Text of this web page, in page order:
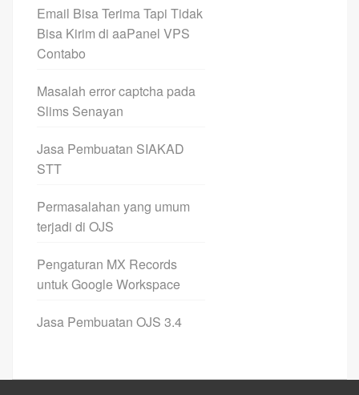
Email Bisa Terima Tapi Tidak
Bisa Kirim di aaPanel VPS
Contabo
Masalah error captcha pada
Slims Senayan
Jasa Pembuatan SIAKAD
STT
Permasalahan yang umum
terjadi di OJS
Pengaturan MX Records
untuk Google Workspace
Jasa Pembuatan OJS 3.4